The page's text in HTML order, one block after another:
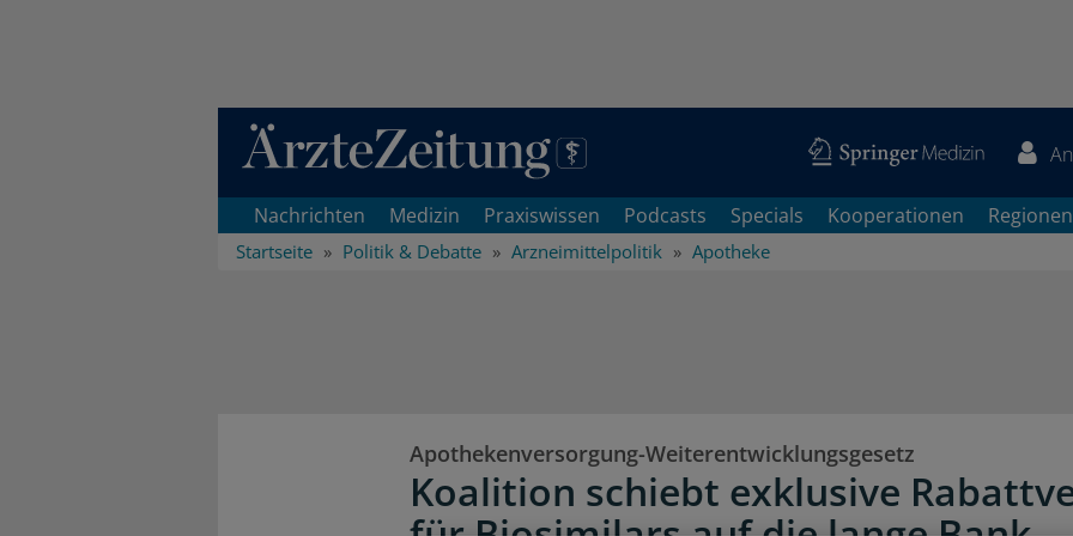
Direkt zum Inhaltsbereich
Nachrichten Medizin Praxiswissen Podcasts Specials Kooperationen Regionen
Startseite Politik & Debatte Arzneimittelpolitik Apotheke
Apothekenversorgung-Weiterentwicklungsgesetz
Koalition schiebt exklusive